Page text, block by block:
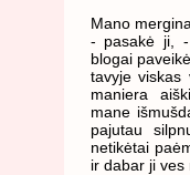
Mano
- pasakė ji,
blogai
tavyje viskas
maniera
mane
pajutau
netikėtai
ir dabar ji ves